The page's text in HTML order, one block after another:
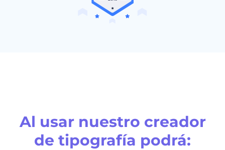
Al usar nuestro creador
de tipografía podrá: